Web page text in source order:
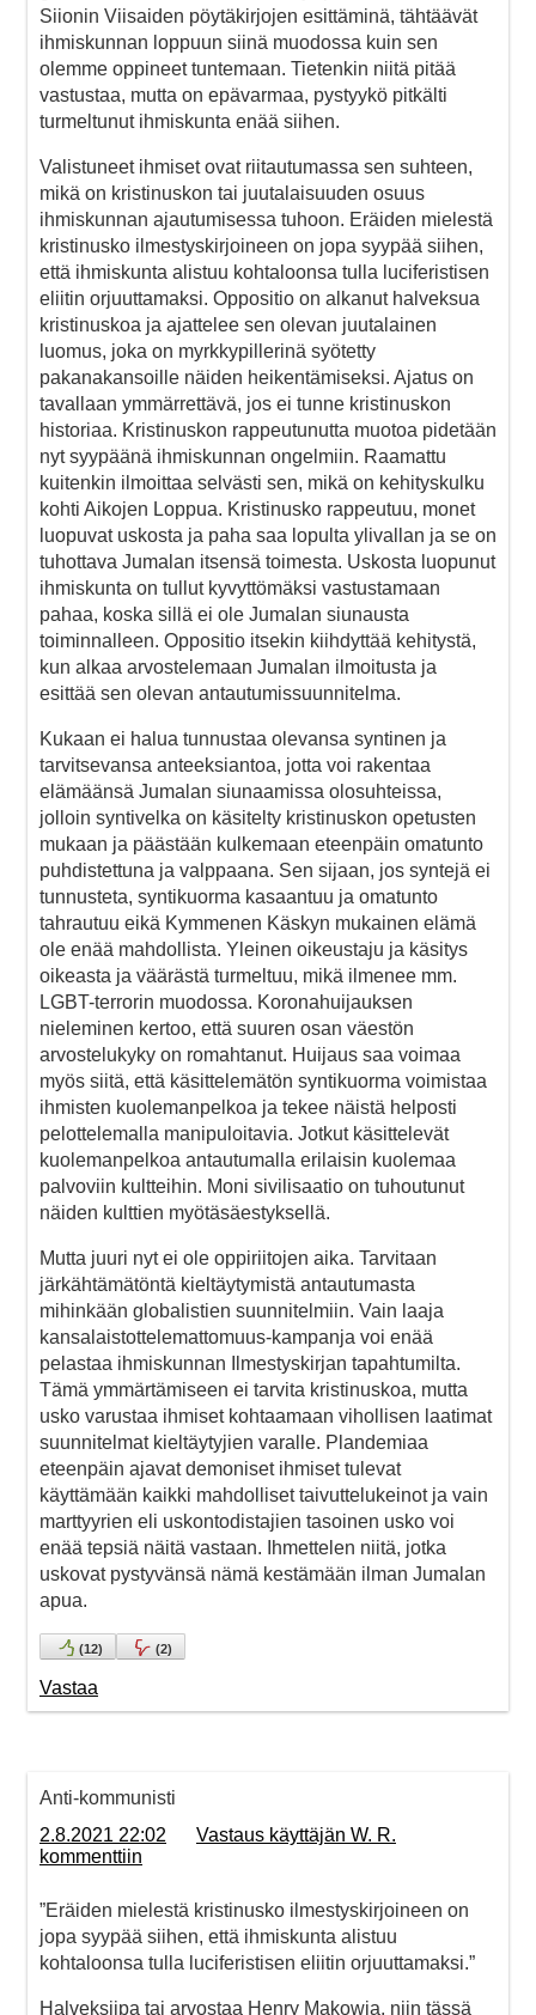
Siionin Viisaiden pöytäkirjojen esittäminä, tähtäävät
ihmiskunnan loppuun siinä muodossa kuin sen
olemme oppineet tuntemaan. Tietenkin niitä pitää
vastustaa, mutta on epävarmaa, pystyykö pitkälti
turmeltunut ihmiskunta enää siihen.
Valistuneet ihmiset ovat riitautumassa sen suhteen,
mikä on kristinuskon tai juutalaisuuden osuus
ihmiskunnan ajautumisessa tuhoon. Eräiden mielestä
kristinusko ilmestyskirjoineen on jopa syypää siihen,
että ihmiskunta alistuu kohtaloonsa tulla luciferistisen
eliitin orjuuttamaksi. Oppositio on alkanut halveksua
kristinuskoa ja ajattelee sen olevan juutalainen
luomus, joka on myrkkypillerinä syötetty
pakanakansoille näiden heikentämiseksi. Ajatus on
tavallaan ymmärrettävä, jos ei tunne kristinuskon
historiaa. Kristinuskon rappeutunutta muotoa pidetään
nyt syypäänä ihmiskunnan ongelmiin. Raamattu
kuitenkin ilmoittaa selvästi sen, mikä on kehityskulku
kohti Aikojen Loppua. Kristinusko rappeutuu, monet
luopuvat uskosta ja paha saa lopulta ylivallan ja se on
tuhottava Jumalan itsensä toimesta. Uskosta luopunut
ihmiskunta on tullut kyvyttömäksi vastustamaan
pahaa, koska sillä ei ole Jumalan siunausta
toiminnalleen. Oppositio itsekin kiihdyttää kehitystä,
kun alkaa arvostelemaan Jumalan ilmoitusta ja
esittää sen olevan antautumissuunnitelma.
Kukaan ei halua tunnustaa olevansa syntinen ja
tarvitsevansa anteeksiantoa, jotta voi rakentaa
elämäänsä Jumalan siunaamissa olosuhteissa,
jolloin syntivelka on käsitelty kristinuskon opetusten
mukaan ja päästään kulkemaan eteenpäin omatunto
puhdistettuna ja valppaana. Sen sijaan, jos syntejä ei
tunnusteta, syntikuorma kasaantuu ja omatunto
tahrautuu eikä Kymmenen Käskyn mukainen elämä
ole enää mahdollista. Yleinen oikeustaju ja käsitys
oikeasta ja väärästä turmeltuu, mikä ilmenee mm.
LGBT-terrorin muodossa. Koronahuijauksen
nieleminen kertoo, että suuren osan väestön
arvostelukyky on romahtanut. Huijaus saa voimaa
myös siitä, että käsittelemätön syntikuorma voimistaa
ihmisten kuolemanpelkoa ja tekee näistä helposti
pelottelemalla manipuloitavia. Jotkut käsittelevät
kuolemanpelkoa antautumalla erilaisin kuolemaa
palvoviin kultteihin. Moni sivilisaatio on tuhoutunut
näiden kulttien myötäsäestyksellä.
Mutta juuri nyt ei ole oppiriitojen aika. Tarvitaan
järkähtämätöntä kieltäytymistä antautumasta
mihinkään globalistien suunnitelmiin. Vain laaja
kansalaistottelemattomuus-kampanja voi enää
pelastaa ihmiskunnan Ilmestyskirjan tapahtumilta.
Tämä ymmärtämiseen ei tarvita kristinuskoa, mutta
usko varustaa ihmiset kohtaamaan vihollisen laatimat
suunnitelmat kieltäytyjien varalle. Plandemiaa
eteenpäin ajavat demoniset ihmiset tulevat
käyttämään kaikki mahdolliset taivuttelukeinot ja vain
marttyyrien eli uskontodistajien tasoinen usko voi
enää tepsiä näitä vastaan. Ihmettelen niitä, jotka
uskovat pystyvänsä nämä kestämään ilman Jumalan
apua.
(12) (2)
Vastaa
Anti-kommunisti
2.8.2021 22:02
Vastaus käyttäjän W. R.
kommenttiin
”Eräiden mielestä kristinusko ilmestyskirjoineen on
jopa syypää siihen, että ihmiskunta alistuu
kohtaloonsa tulla luciferistisen eliitin orjuuttamaksi.”
Halveksiipa tai arvostaa Henry Makowia, niin tässä